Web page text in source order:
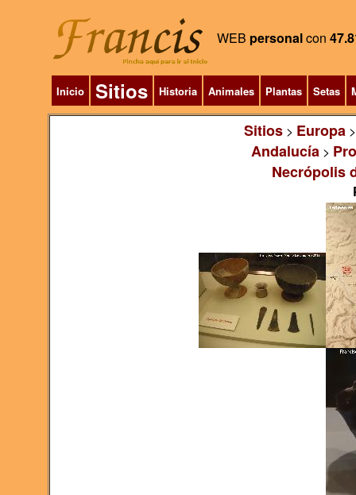
WEB personalcon
Inicio Sitios Historia Animales Plantas Setas
Sitios> Europa
Andalucía>
Necrópolis